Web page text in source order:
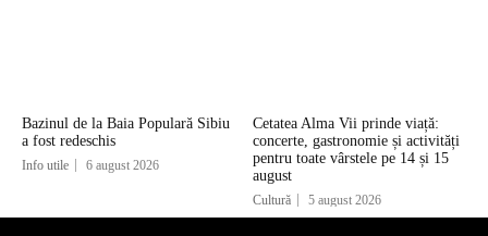
Bazinul de la Baia Populară Sibiu
a fost redeschis
Info utile 6 august 2026
Cetatea Alma Vii prinde viață:
concerte, gastronomie și activități
pentru toate vârstele pe 14 și 15
august
Cultură 5 august 2026